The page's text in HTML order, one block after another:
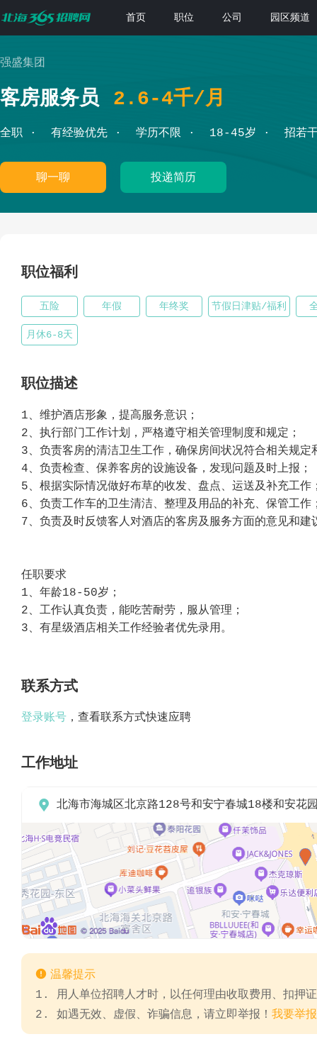
首页 职位 公司 园区频道
强盛集团
客房服务员 2.6-4千/月
全职 有经验优先 学历不限 18-45岁 招若
聊一聊 投递简历
职位福利
五险 年假 年终奖 节假日津贴/福利
月休6-8天
职位描述
1、维护酒店形象，提高服务意识；
2、执行部门工作计划，严格遵守相关管理制度和规定；
3、负责客房的清洁卫生工作，确保房间状况符合相关规定
4、负责检查、保养客房的设施设备，发现问题及时上报；
5、根据实际情况做好布草的收发、盘点、运送及补充工作
6、负责工作车的卫生清洁、整理及用品的补充、保管工作
7、负责及时反馈客人对酒店的客房及服务方面的意见和建
任职要求
1、年龄18-50岁；
2、工作认真负责，能吃苦耐劳，服从管理；
3、有星级酒店相关工作经验者优先录用。
联系方式
登录账号 ，查看联系方式快速应聘
工作地址
 北海市海城区北京路128号和安宁春城18楼和安花
 温馨提示
1. 用人单位招聘人才时，以任何理由收取费用、扣押
2. 如遇无效、虚假、诈骗信息，请立即举报！ 我要举报